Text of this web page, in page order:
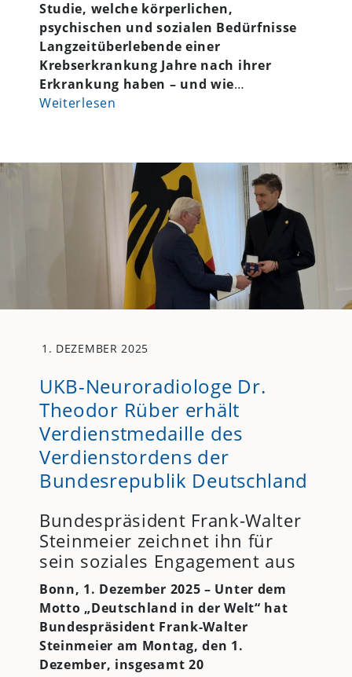
Studie, welche körperlichen,
psychischen und sozialen Bedürfnisse
Langzeitüberlebende einer
Krebserkrankung Jahre nach ihrer
Erkrankung haben – und wie…
Weiterlesen
1. DEZEMBER 2025
UKB-Neuroradiologe Dr.
Theodor Rüber erhält
Verdienstmedaille des
Verdienstordens der
Bundesrepublik Deutschland
Bundespräsident Frank-Walter
Steinmeier zeichnet ihn für
sein soziales Engagement aus
Bonn, 1. Dezember 2025 – Unter dem
Motto „Deutschland in der Welt“ hat
Bundespräsident Frank-Walter
Steinmeier am Montag, den 1.
Dezember, insgesamt 20